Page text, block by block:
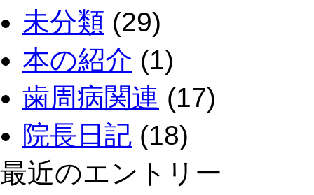
未分類 (29)
本の紹介 (1)
歯周病関連 (17)
院長日記 (18)
最近のエントリー